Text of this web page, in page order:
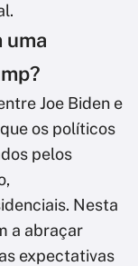
uma
Joe Biden e
os políticos
pelos
Nesta
a abraçar
expectativas